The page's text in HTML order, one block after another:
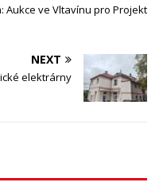
Aukce ve Vltavínu pro Projekt
NEXT
elektrárny